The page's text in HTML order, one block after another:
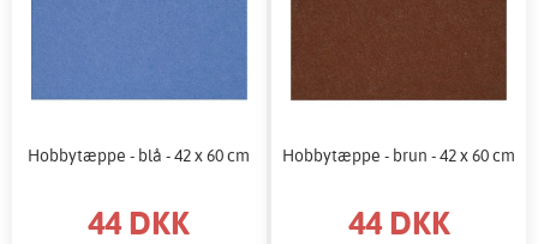
Hobbytæppe - blå - 42 x 60 cm
44 DKK
Hobbytæppe - brun - 42 x 60 cm
44 DKK